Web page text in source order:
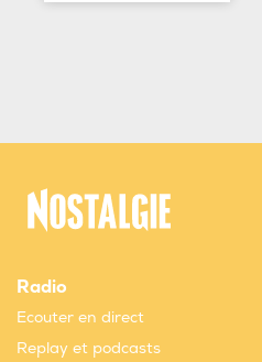
Radio
Ecouter en direct
Replay et podcasts